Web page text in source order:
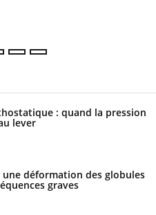
: quand la pression
lever
une déformation des globules
graves